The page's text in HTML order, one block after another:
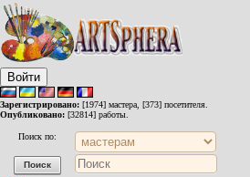
Войти
Зарегистрировано: [1974] мастера, [373] посетителя.
Опубликовано: [32814] работы.
Поиск по: